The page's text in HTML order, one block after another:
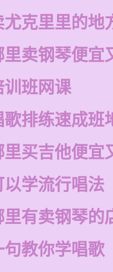
尤克里里的地
里卖钢琴便宜
训班网课
歌排练速成班
里买吉他便宜
以学流行唱法
里有卖钢琴的
句教你学唱歌